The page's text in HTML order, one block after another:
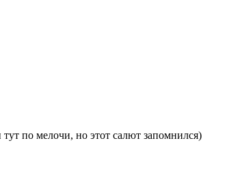
по мелочи, но этот салют запомнился)